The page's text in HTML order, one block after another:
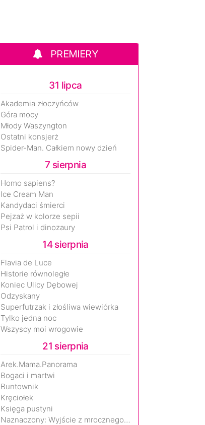
PREMIERY
31 lipca
Akademia złoczyńców
Góra mocy
Młody Waszyngton
Ostatni konsjerż
Spider-Man. Całkiem nowy dzień
7 sierpnia
Homo sapiens?
Ice Cream Man
Kandydaci śmierci
Pejzaż w kolorze sepii
Psi Patrol i dinozaury
14 sierpnia
Flavia de Luce
Historie równoległe
Koniec Ulicy Dębowej
Odzyskany
Superfutrzak i złośliwa wiewiórka
Tylko jedna noc
Wszyscy moi wrogowie
21 sierpnia
Arek.Mama.Panorama
Bogaci i martwi
Buntownik
Kręciołek
Księga pustyni
Naznaczony: Wyjście z mrocznego wymiaru